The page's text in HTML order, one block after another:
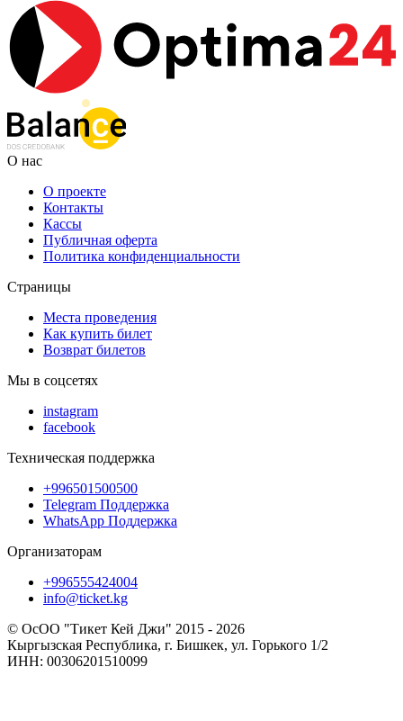
О нас
О проекте
Контакты
Кассы
Публичная оферта
Политика конфиденциальности
Страницы
Места проведения
Как купить билет
Возврат билетов
Мы в соцсетях
instagram
facebook
Техническая поддержка
+996501500500
Telegram Поддержка
WhatsApp Поддержка
Организаторам
+996555424004
info@ticket.kg
© ОсОО "Тикет Кей Джи" 2015 - 2026
Кыргызская Республика, г. Бишкек, ул. Горького 1/2
ИНН: 00306201510099